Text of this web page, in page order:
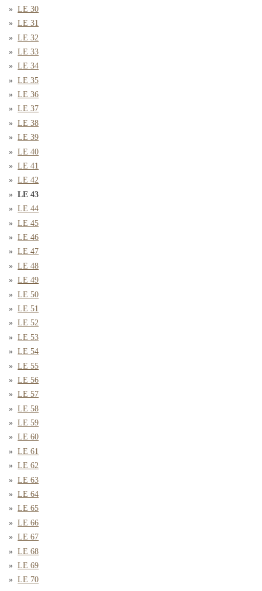
LE 30
LE 31
LE 32
LE 33
LE 34
LE 35
LE 36
LE 37
LE 38
LE 39
LE 40
LE 41
LE 42
LE 43
LE 44
LE 45
LE 46
LE 47
LE 48
LE 49
LE 50
LE 51
LE 52
LE 53
LE 54
LE 55
LE 56
LE 57
LE 58
LE 59
LE 60
LE 61
LE 62
LE 63
LE 64
LE 65
LE 66
LE 67
LE 68
LE 69
LE 70